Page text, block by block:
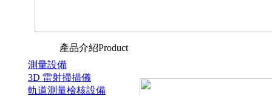
產品介紹Product
測量設備
3D 雷射掃描儀
軌道測量檢核設備